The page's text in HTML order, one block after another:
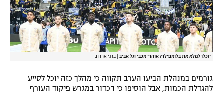
יוכלו למלא את בלומפילד? אוהדי מכבי תל אביב ברני ארדוב
גורמים במנהלת הביעו הערב תקווה כי מהלך כזה יוכל לסייע
להגדלת הכמות, אבל הוסיפו כי הכדור במגרש פיקוד העורף